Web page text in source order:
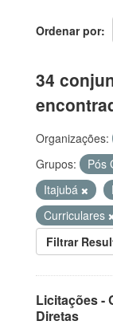
Ordenar por
34
Organizações:
Grupos:
Pós
Itajubá
Curriculares
Filtrar
Licitações -
Diretas